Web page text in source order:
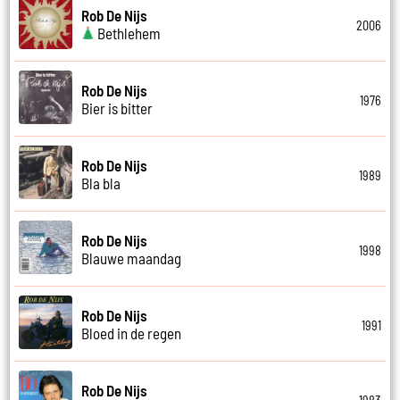
Rob De Nijs
Bethlehem
2006
Rob De Nijs
Bier is bitter
1976
Rob De Nijs
Bla bla
1989
Rob De Nijs
Blauwe maandag
1998
Rob De Nijs
Bloed in de regen
1991
Rob De Nijs